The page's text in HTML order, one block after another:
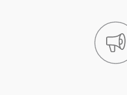
Нижегородская
Офис г. Нижний